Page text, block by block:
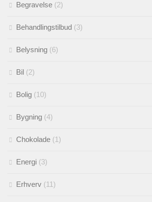
Begravelse (2)
Behandlingstilbud (3)
Belysning (6)
Bil (2)
Bolig (10)
Bygning (4)
Chokolade (1)
Energi (3)
Erhverv (11)